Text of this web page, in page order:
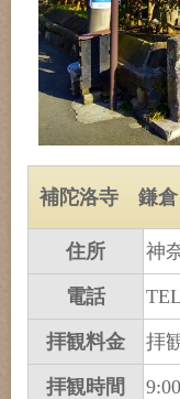
補陀洛寺 鎌
住所 神
電話
拝観料金 拝
拝観時間